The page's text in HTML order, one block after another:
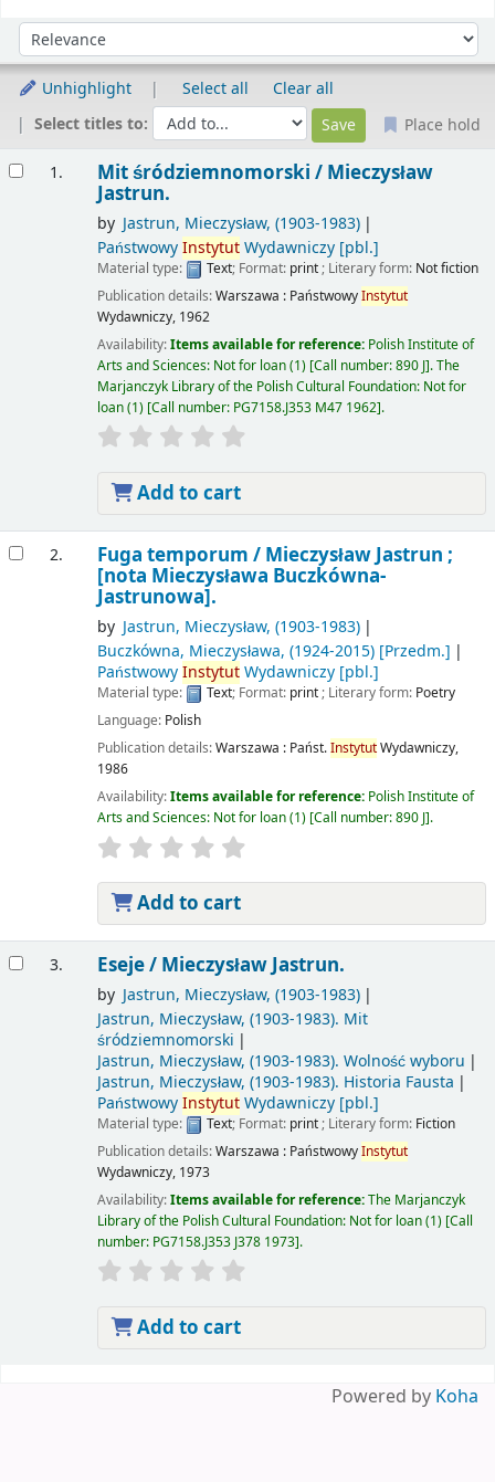
Sort by:
Unhighlight Select all
Clear all
Select titles to:
Place hold
1. Mit śródziemnomorski / Mieczysław
Jastrun.
by Jastrun, Mieczysław, (1903-1983)
PaństwowyInstytutWydawniczy[pbl.]
Material type: Text; Format: print; Literary form: Not fiction
Publication details:Warszawa : PaństwowyInstytut
Wydawniczy, 1962
Availability:Items available for reference: Polish Institute of
Arts and Sciences: Not for loan(1) Call number:890 J .The
Marjanczyk Library of the Polish Cultural Foundation: Not for
loan(1) Call number: PG7158.J353 M47 1962 .
Add to cart
2. Fuga temporum / Mieczysław Jastrun ;
[nota Mieczysława Buczkówna-
Jastrunowa].
by Jastrun, Mieczysław, (1903-1983)
Buczkówna, Mieczysława, (1924-2015)[Przedm.]
PaństwowyInstytutWydawniczy[pbl.]
Material type: Text; Format: print; Literary form: Poetry
Language: Polish
Publication details:Warszawa : Państ.InstytutWydawniczy,
1986
Availability:Items available for reference: Polish Institute of
Arts and Sciences: Not for loan(1) Call number:890 J .
Add to cart
3. Eseje / Mieczysław Jastrun.
by Jastrun, Mieczysław, (1903-1983)
Jastrun, Mieczysław, (1903-1983). Mit
śródziemnomorski
Jastrun, Mieczysław, (1903-1983). Wolność wyboru
Jastrun, Mieczysław, (1903-1983). Historia Fausta
PaństwowyInstytutWydawniczy[pbl.]
Material type: Text; Format: print; Literary form: Fiction
Publication details:Warszawa : PaństwowyInstytut
Wydawniczy, 1973
Availability:Items available for reference:The Marjanczyk
Library of the Polish Cultural Foundation: Not for loan(1) Call
number: PG7158.J353 J378 1973 .
Add to cart
Powered by Koha